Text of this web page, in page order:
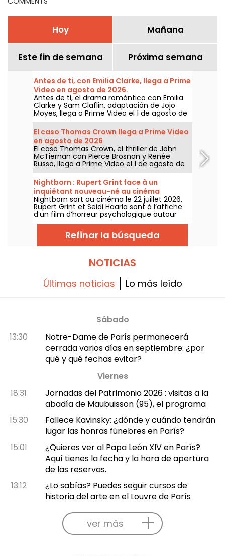
Hoy Mañana
Este fin de semana Próxima semana
Antes de ti, con Emilia Clarke, llega a Prime
Video en agosto de 2026.
Antes de ti, el drama romántico con Emilia
Clarke y Sam Claflin, adaptación de Jojo
Moyes, llega a Prime Video el 1 de agosto de
2026.
El caso Thomas Crown llega a Prime Video
en agosto de 2026
El caso Thomas Crown, el thriller de John
McTiernan con Pierce Brosnan y Renée
Russo, llega a Prime Video el 1 de agosto de
2026.
Nightborn : Rupert Grint face à un
inquiétant nouveau-né au cinéma
Nightborn sort au cinéma le 22 juillet 2026.
Rupert Grint et Seidi Haarla sont à l’affiche
d’un film d’horreur psychologique autour
d’une naissance qui vire au cauchemar.
Refinar la búsqueda
NOTICIAS
Últimas noticias Lo más leído
Sábado
13:30
Notre-Dame de París permanecerá
cerrada varios días en septiembre: ¿por
qué y qué fechas evitar?
Viernes
18:31
Jornadas del Patrimonio 2026 : visitas a la
abadía de Maubuisson (95), el programa
15:30
Fallece Kavinsky: ¿dónde y cuándo tendrán
lugar las honras fúnebres en París?
15:01
¿Quieres ver al Papa León XIV en París?
Aquí tienes la fecha y la hora de apertura
de las reservas.
13:12
¿Lo sabías? Puedes seguir cursos de
historia del arte en el Louvre de París
ver más